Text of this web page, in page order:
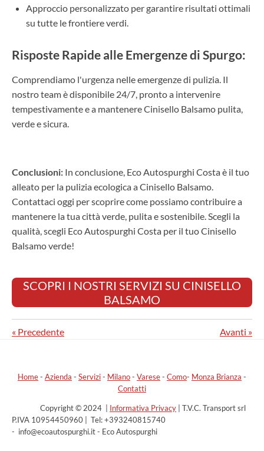
Approccio personalizzato per garantire risultati ottimali
su tutte le frontiere verdi.
Risposte Rapide alle Emergenze di Spurgo:
Comprendiamo l'urgenza nelle emergenze di pulizia. Il
nostro team è disponibile 24/7, pronto a intervenire
tempestivamente e a mantenere Cinisello Balsamo pulita,
verde e sicura.
Conclusioni: In conclusione, Eco Autospurghi Costa è il tuo
alleato per la pulizia ecologica a Cinisello Balsamo.
Contattaci oggi per scoprire come possiamo contribuire a
mantenere la tua città verde, pulita e sostenibile. Scegli la
qualità, scegli Eco Autospurghi Costa per il tuo Cinisello
Balsamo verde!
SCOPRI I NOSTRI SERVIZI SU CINISELLO
BALSAMO
« Precedente Avanti »
Home- Azienda - Servizi- Milano- Varese- Como- Monza Brianza -
Contatti
Copyright © 2024 | Informativa Privacy | T.V.C. Transport srl
P.IVA 10954450960 | Tel: +393240815740
- info@ecoautospurghi.it - Eco Autospurghi